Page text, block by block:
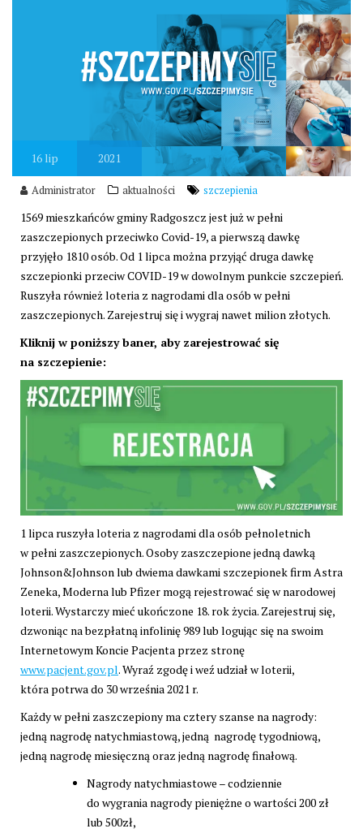
16 lip 2021
Administrator aktualności szczepienia
1569 mieszkańców gminy Radgoszcz jest już w pełni
zaszczepionych przeciwko Covid-19, a pierwszą dawkę
przyjęło 1810 osób. Od 1 lipca można przyjąć druga dawkę
szczepionki przeciw COVID-19 w dowolnym punkcie szczepień.
Ruszyła również loteria z nagrodami dla osób w pełni
zaszczepionych. Zarejestruj się i wygraj nawet milion złotych.
Kliknij w poniższy baner, aby zarejestrować się
na szczepienie:
1 lipca ruszyła loteria z nagrodami dla osób pełnoletnich
w pełni zaszczepionych. Osoby zaszczepione jedną dawką
Johnson&Johnson lub dwiema dawkami szczepionek firm Astra
Zeneka, Moderna lub Pfizer mogą rejestrować się w narodowej
loterii. Wystarczy mieć ukończone 18. rok życia. Zarejestruj się,
dzwoniąc na bezpłatną infolinię 989 lub logując się na swoim
Internetowym Koncie Pacjenta przez stronę
www.pacjent.gov.pl. Wyraź zgodę i weź udział w loterii,
która potrwa do 30 września 2021 r.
Każdy w pełni zaszczepiony ma cztery szanse na nagrody:
jedną nagrodę natychmiastową, jedną nagrodę tygodniową,
jedną nagrodę miesięczną oraz jedną nagrodę finałową.
Nagrody natychmiastowe – codziennie
do wygrania nagrody pieniężne o wartości 200 zł
lub 500zł,